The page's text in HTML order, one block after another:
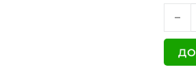
Р/к